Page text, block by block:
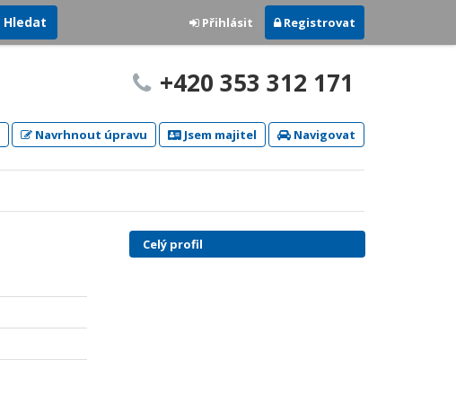
Hledat Přihlásit Registrovat
+420 353 312 171
Navrhnout úpravu Jsem majitel Navigovat
Celý profil